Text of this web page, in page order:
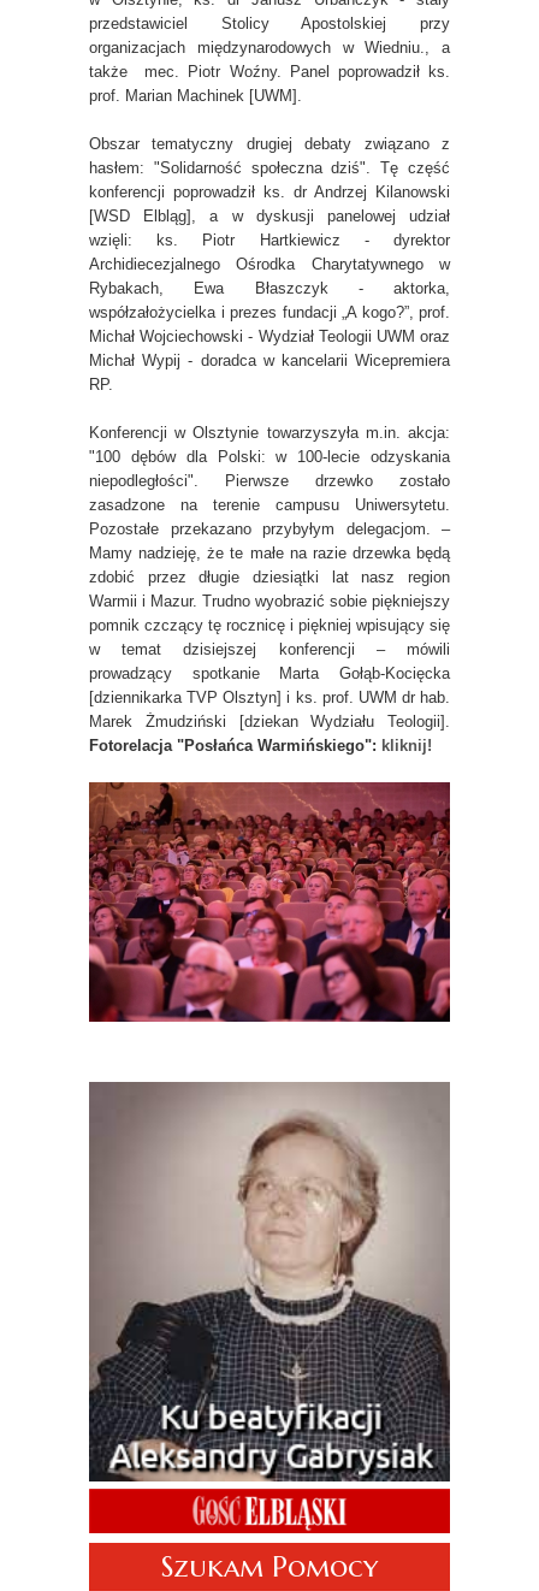
przedstawiciel Stolicy Apostolskiej przy
organizacjach międzynarodowych w Wiedniu., a
także mec. Piotr Woźny. Panel poprowadził ks.
prof. Marian Machinek [UWM].
Obszar tematyczny drugiej debaty związano z
hasłem: "Solidarność społeczna dziś". Tę część
konferencji poprowadził ks. dr Andrzej Kilanowski
[WSD Elbląg], a w dyskusji panelowej udział
wzięli: ks. Piotr Hartkiewicz - dyrektor
Archidiecezjalnego Ośrodka Charytatywnego w
Rybakach, Ewa Błaszczyk - aktorka,
współzałożycielka i prezes fundacji „A kogo?”, prof.
Michał Wojciechowski - Wydział Teologii UWM oraz
Michał Wypij - doradca w kancelarii Wicepremiera
RP.
Konferencji w Olsztynie towarzyszyła m.in. akcja:
"100 dębów dla Polski: w 100-lecie odzyskania
niepodległości". Pierwsze drzewko zostało
zasadzone na terenie campusu Uniwersytetu.
Pozostałe przekazano przybyłym delegacjom. –
Mamy nadzieję, że te małe na razie drzewka będą
zdobić przez długie dziesiątki lat nasz region
Warmii i Mazur. Trudno wyobrazić sobie piękniejszy
pomnik czczący tę rocznicę i piękniej wpisujący się
w temat dzisiejszej konferencji – mówili
prowadzący spotkanie Marta Gołąb-Kocięcka
[dziennikarka TVP Olsztyn] i ks. prof. UWM dr hab.
Marek Żmudziński [dziekan Wydziału Teologii].
Fotorelacja "Posłańca Warmińskiego": kliknij!
Szukam Pomocy